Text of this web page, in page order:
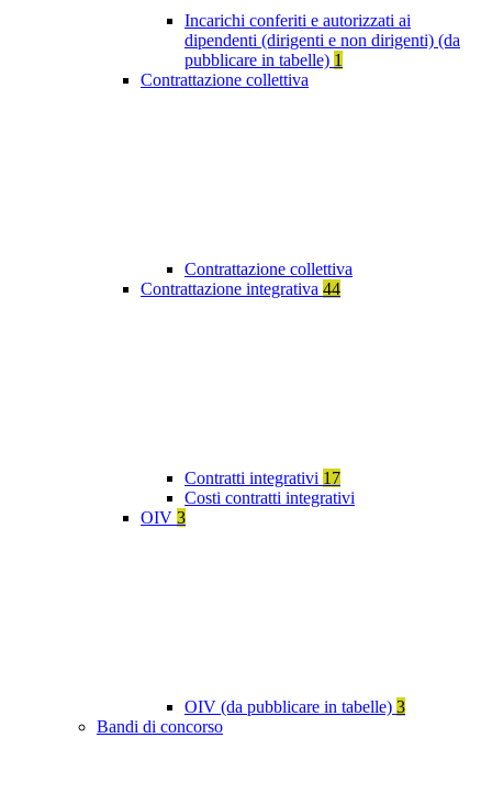
Incarichi conferiti e autorizzati ai
dipendenti (dirigenti e non dirigenti) (da
pubblicare in tabelle) 1
Contrattazione collettiva
Contrattazione collettiva
Contrattazione integrativa 44
Contratti integrativi 17
Costi contratti integrativi
OIV 3
OIV (da pubblicare in tabelle) 3
Bandi di concorso